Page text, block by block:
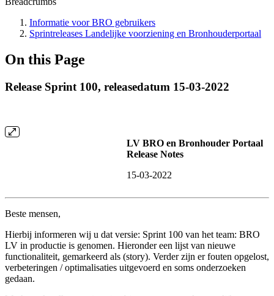
Informatie voor BRO gebruikers
Sprintreleases Landelijke voorziening en Bronhouderportaal
On this Page
Release Sprint 100, releasedatum 15-03-2022
LV BRO en Bronhouder Portaal
Release Notes
15-03-2022
Beste mensen,
Hierbij informeren wij u dat versie: Sprint 100 van het team: BRO
LV in productie is genomen. Hieronder een lijst van nieuwe
functionaliteit, gemarkeerd als (story). Verder zijn er fouten opgelost,
verbeteringen / optimalisaties uitgevoerd en soms onderzoeken
gedaan.